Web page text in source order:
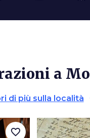
a
di più sulla località
favorite_border